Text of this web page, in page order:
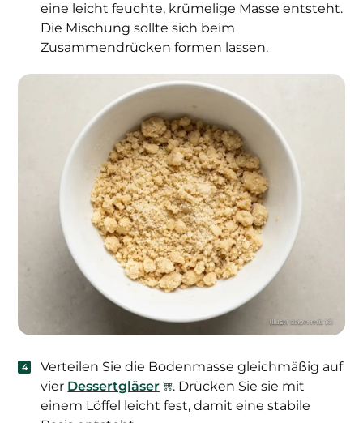
eine leicht feuchte, krümelige Masse entsteht.
Die Mischung sollte sich beim
Zusammendrücken formen lassen.
Verteilen Sie die Bodenmasse gleichmäßig auf
vier Dessertgläser
. Drücken Sie sie mit
einem Löffel leicht fest, damit eine stabile